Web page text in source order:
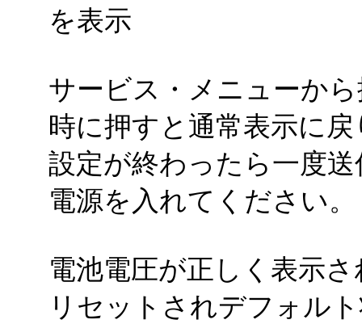
を表示
サービス・メニューか
時に押すと通常表示に
設定が終わったら一度
電源を入れてください。
電池電圧が正しく表示
リセットされデフォル